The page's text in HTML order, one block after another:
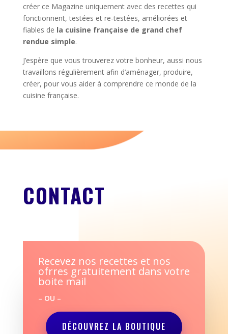
créer ce Magazine uniquement avec des recettes qui
fonctionnent, testées et re-testées, améliorées et
fiables de la cuisine française de grand chef
rendue simple.
J’espère que vous trouverez votre bonheur, aussi nous
travaillons régulièrement afin d’aménager, produire,
créer, pour vous aider à comprendre ce monde de la
cuisine française.
CONTACT
Recevez nos recettes et nos
ofrres gratuitement dans votre
boite mail
– OU –
DÉCOUVREZ LA BOUTIQUE